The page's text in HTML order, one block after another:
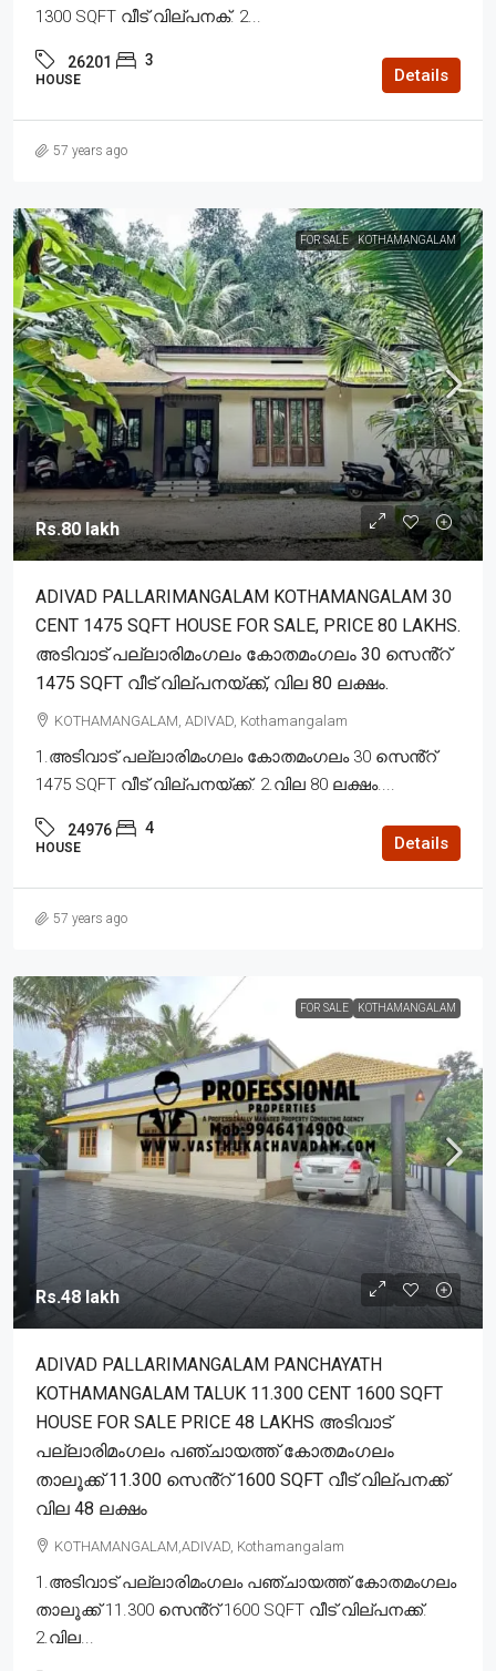
1300 SQFT വീട് വില്പനക്. 2...
26201 3
HOUSE Details
57 years ago
FOR SALE KOTHAMANGALAM
Rs.80 lakh
ADIVAD PALLARIMANGALAM KOTHAMANGALAM 30
CENT 1475 SQFT HOUSE FOR SALE, PRICE 80 LAKHS.
അടിവാട് പല്ലാരിമംഗലം കോതമംഗലം 30 സെൻ്റ്
1475 SQFT വീട് വില്പനയ്ക്ക്, വില 80 ലക്ഷം.
KOTHAMANGALAM, ADIVAD, Kothamangalam
1.അടിവാട് പല്ലാരിമംഗലം കോതമംഗലം 30 സെൻ്റ്
1475 SQFT വീട് വില്പനയ്ക്ക്. 2.വില 80 ലക്ഷം....
24976 4
HOUSE Details
57 years ago
FOR SALE KOTHAMANGALAM
Rs.48 lakh
ADIVAD PALLARIMANGALAM PANCHAYATH
KOTHAMANGALAM TALUK 11.300 CENT 1600 SQFT
HOUSE FOR SALE PRICE 48 LAKHS അടിവാട്
പല്ലാരിമംഗലം പഞ്ചായത്ത് കോതമംഗലം
താലൂക്ക് 11.300 സെൻ്റ് 1600 SQFT വീട് വില്പനക്ക്
വില 48 ലക്ഷം
KOTHAMANGALAM,ADIVAD, Kothamangalam
1.അടിവാട് പല്ലാരിമംഗലം പഞ്ചായത്ത് കോതമംഗലം
താലൂക്ക് 11.300 സെൻ്റ് 1600 SQFT വീട് വില്പനക്ക്.
2.വില...